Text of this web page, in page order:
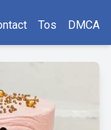
Tos DMCA